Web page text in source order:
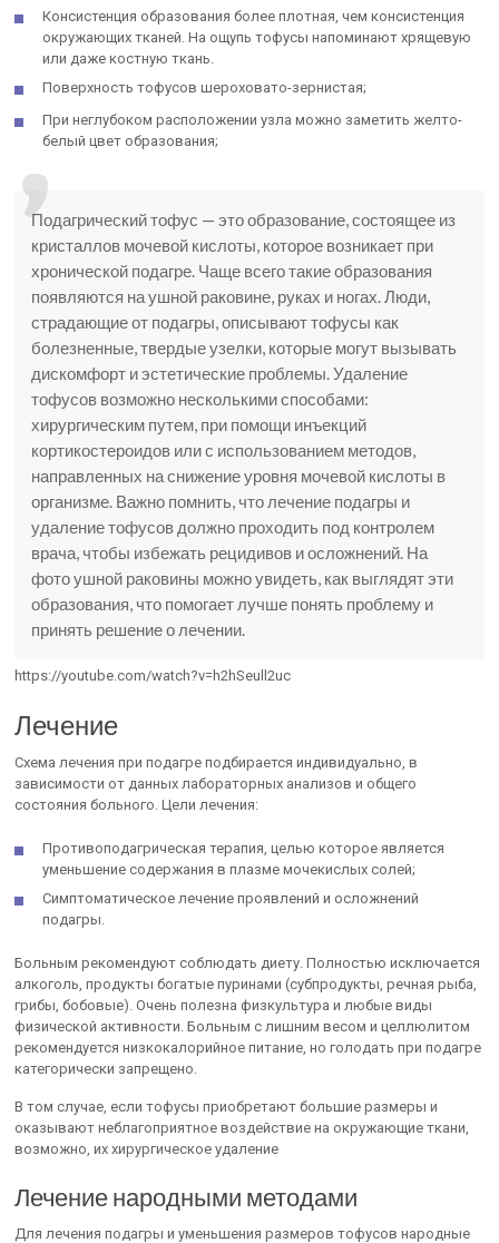
Консистенция образования более плотная, чем консистенция
окружающих тканей. На ощупь тофусы напоминают хрящевую
или даже костную ткань.
Поверхность тофусов шероховато-зернистая;
При неглубоком расположении узла можно заметить желто-
белый цвет образования;
Подагрический тофус — это образование, состоящее из
кристаллов мочевой кислоты, которое возникает при
хронической подагре. Чаще всего такие образования
появляются на ушной раковине, руках и ногах. Люди,
страдающие от подагры, описывают тофусы как
болезненные, твердые узелки, которые могут вызывать
дискомфорт и эстетические проблемы. Удаление
тофусов возможно несколькими способами:
хирургическим путем, при помощи инъекций
кортикостероидов или с использованием методов,
направленных на снижение уровня мочевой кислоты в
организме. Важно помнить, что лечение подагры и
удаление тофусов должно проходить под контролем
врача, чтобы избежать рецидивов и осложнений. На
фото ушной раковины можно увидеть, как выглядят эти
образования, что помогает лучше понять проблему и
принять решение о лечении.
https://youtube.com/watch?v=h2hSeull2uc
Лечение
Схема лечения при подагре подбирается индивидуально, в
зависимости от данных лабораторных анализов и общего
состояния больного. Цели лечения:
Противоподагрическая терапия, целью которое является
уменьшение содержания в плазме мочекислых солей;
Симптоматическое лечение проявлений и осложнений
подагры.
Больным рекомендуют соблюдать диету. Полностью исключается
алкоголь, продукты богатые пуринами (субпродукты, речная рыба,
грибы, бобовые). Очень полезна физкультура и любые виды
физической активности. Больным с лишним весом и целлюлитом
рекомендуется низкокалорийное питание, но голодать при подагре
категорически запрещено.
В том случае, если тофусы приобретают большие размеры и
оказывают неблагоприятное воздействие на окружающие ткани,
возможно, их хирургическое удаление
Лечение народными методами
Для лечения подагры и уменьшения размеров тофусов народные